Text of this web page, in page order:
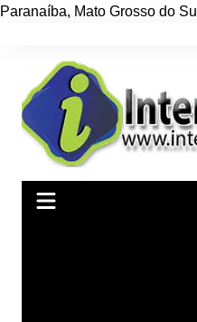
Paranaíba, Mato Grosso do Sul
conteúdo